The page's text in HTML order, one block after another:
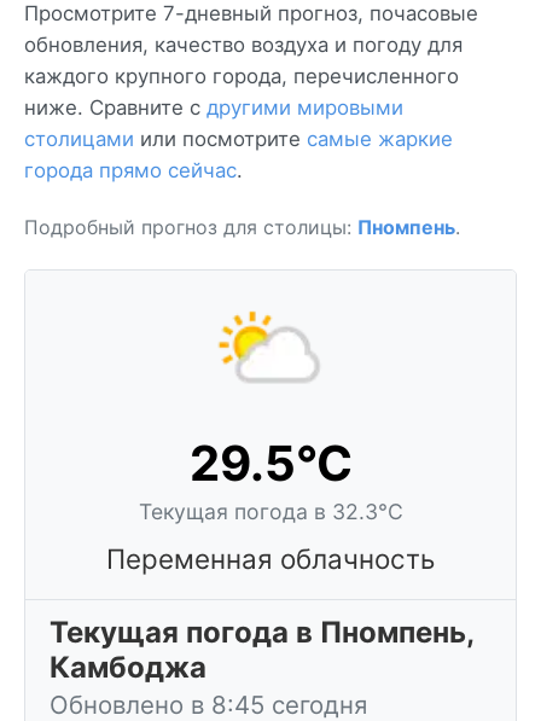
Просмотрите 7-дневный прогноз, почасовые
обновления, качество воздуха и погоду для
каждого крупного города, перечисленного
ниже. Сравните с другими мировыми
столицами или посмотрите самые жаркие
города прямо сейчас.
Подробный прогноз для столицы: Пномпень.
29.5°C
Текущая погода в 32.3°C
Переменная облачность
Текущая погода в Пномпень,
Камбоджа
Обновлено в 8:45 сегодня